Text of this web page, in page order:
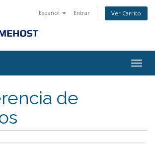
Español Entrar Ver Carrito
de